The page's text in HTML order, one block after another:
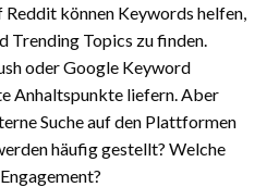
können Keywords helfen,
Trending Topics zu finden.
oder Google Keyword
Anhaltspunkte liefern. Aber
Suche auf den Plattformen
häufig gestellt? Welche